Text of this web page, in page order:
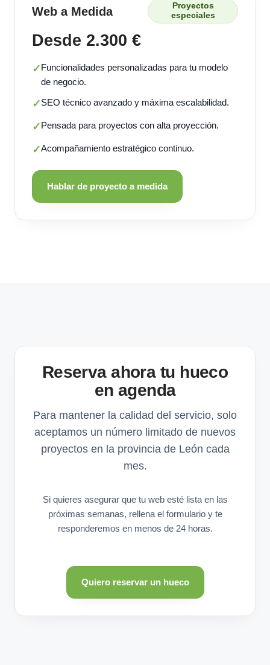
Web a Medida
Proyectos
especiales
Desde 2.300 €
✓Funcionalidades personalizadas para tu modelo
de negocio.
✓SEO técnico avanzado y máxima escalabilidad.
✓Pensada para proyectos con alta proyección.
✓Acompañamiento estratégico continuo.
Hablar de proyecto a medida
Reserva ahora tu hueco
en agenda
Para mantener la calidad del servicio, solo
aceptamos un número limitado de nuevos
proyectos en la provincia de León cada
mes.
Si quieres asegurar que tu web esté lista en las
próximas semanas, rellena el formulario y te
responderemos en menos de 24 horas.
Quiero reservar un hueco